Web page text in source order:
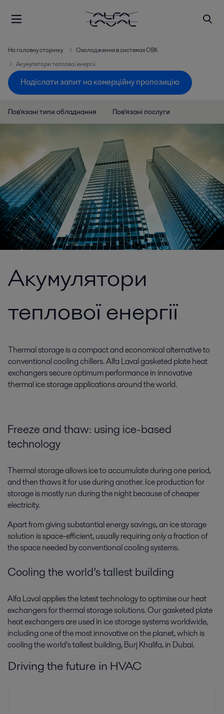
На головну сторінку
Охолодження в системах ОВК
Акумулятори теплової енергії
Надіслати запит на комерційну пропозицію
Пов'язані типи обладнання Пов'язані послуги
Акумулятори
теплової енергії
Thermal storage is a compact and economical alternative to
conventional cooling chillers. Alfa Laval gasketed plate heat
exchangers secure optimum performance in innovative
thermal ice storage applications around the world.
Freeze and thaw: using ice-based
technology
Thermal storage allows ice to accumulate during one period,
and then thaws it for use during another. Ice production for
storage is mostly run during the night because of cheaper
electricity.
Apart from giving substantial energy savings, an ice storage
solution is space-efficient, usually requiring only a fraction of
the space needed by conventional cooling systems.
Cooling the world’s tallest building
Alfa Laval applies the latest technology to optimise our heat
exchangers for thermal storage solutions. Our gasketed plate
heat exchangers are used in ice storage systems worldwide,
including one of the most innovative on the planet, which is
cooling the world’s tallest building, Burj Khalifa, in Dubai.
Driving the future in HVAC